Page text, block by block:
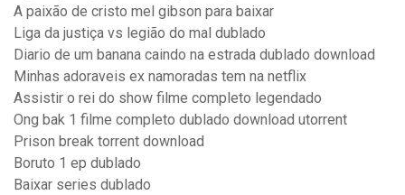
A paixão de cristo mel gibson para baixar
Liga da justiça vs legião do mal dublado
Diario de um banana caindo na estrada dublado download
Minhas adoraveis ex namoradas tem na netflix
Assistir o rei do show filme completo legendado
Ong bak 1 filme completo dublado download utorrent
Prison break torrent download
Boruto 1 ep dublado
Baixar series dublado